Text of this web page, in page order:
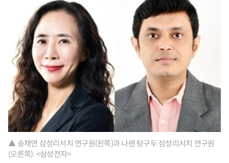
▲ 송재연 삼성리서치 연구원(왼쪽)과 나렌 탕구두 삼성리서치 연구원
(오른쪽). <삼성전자>